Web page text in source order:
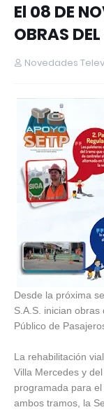
El 08 DE
OBRAS
Novedades
Desde la próxima
S.A.S. inician
Público de
La rehabilitación
Villa Mercedes y
programada para
ambos tramos, la